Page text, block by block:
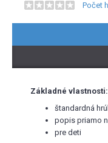
Počet
Základné vlastnosti:
štandardná
popis priamo
pre deti